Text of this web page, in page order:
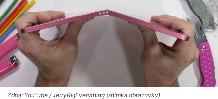
Zdroj: YouTube / JerryRigEverything (snímka obrazovky)